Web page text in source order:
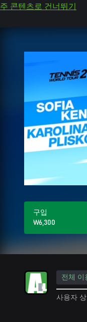
주 콘텐츠로 건너뛰기
구입
₩6,300
전체 이
사용자